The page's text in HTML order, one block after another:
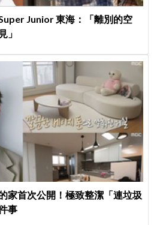
Junior 東海：「離別的空
」
家首次公開！極致整潔「連垃圾
事